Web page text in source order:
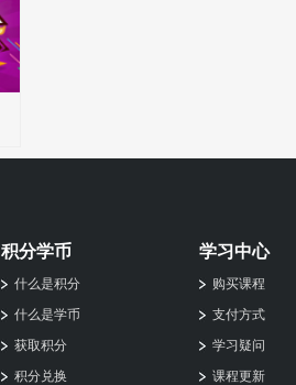
积分学币
什么是积分
什么是学币
获取积分
积分兑换
学习中心
购买课程
支付方式
学习疑问
课程更新